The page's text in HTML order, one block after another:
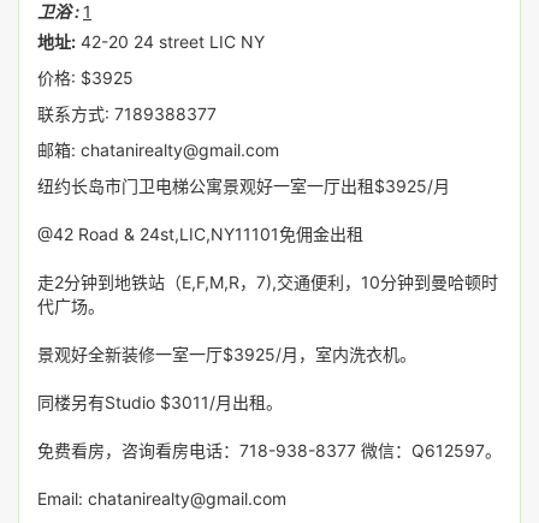
卫浴 : 1
地址: 42-20 24 street LIC NY
价格: $3925
联系方式: 7189388377
邮箱: chatanirealty@gmail.com
纽约长岛市门卫电梯公寓景观好一室一厅出租$3925/月
@42 Road & 24st,LIC,NY11101免佣金出租
走2分钟到地铁站（E,F,M,R，7),交通便利，10分钟到曼哈顿时
代广场。
景观好全新装修一室一厅$3925/月，室内洗衣机。
同楼另有Studio $3011/月出租。
免费看房，咨询看房电话：718-938-8377 微信：Q612597。
Email: chatanirealty@gmail.com